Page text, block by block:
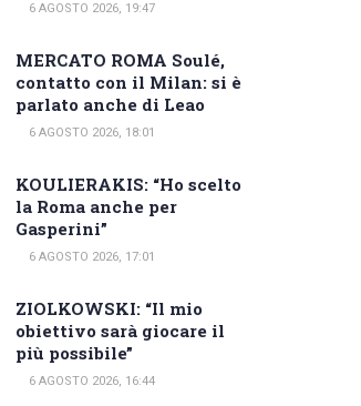
6 AGOSTO 2026, 19:47
MERCATO ROMA Soulé,
contatto con il Milan: si è
parlato anche di Leao
6 AGOSTO 2026, 18:01
KOULIERAKIS: “Ho scelto
la Roma anche per
Gasperini”
6 AGOSTO 2026, 17:01
ZIOLKOWSKI: “Il mio
obiettivo sarà giocare il
più possibile”
6 AGOSTO 2026, 16:44